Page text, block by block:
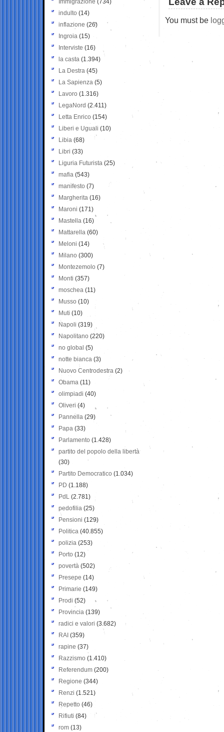
You must be
Immigrazione (734)
indulto (14)
inflazione (26)
Ingroia (15)
Interviste (16)
la casta (1.394)
La Destra (45)
La Sapienza (5)
Lavoro (1.316)
LegaNord (2.411)
Letta Enrico (154)
Liberi e Uguali (10)
Libia (68)
Libri (33)
Liguria Futurista (25)
mafia (543)
manifesto (7)
Margherita (16)
Maroni (171)
Mastella (16)
Mattarella (60)
Meloni (14)
Milano (300)
Montezemolo (7)
Monti (357)
moschea (11)
Musso (10)
Muti (10)
Napoli (319)
Napolitano (220)
no global (5)
notte bianca (3)
Nuovo Centrodestra (2)
Obama (11)
olimpiadi (40)
Oliveri (4)
Pannella (29)
Papa (33)
Parlamento (1.428)
partito del popolo della libertà
(30)
Partito Democratico (1.034)
PD (1.188)
PdL (2.781)
pedofilia (25)
Pensioni (129)
Politica (40.855)
polizia (253)
Porto (12)
povertà (502)
Presepe (14)
Primarie (149)
Prodi (52)
Provincia (139)
radici e valori (3.682)
RAI (359)
rapine (37)
Razzismo (1.410)
Referendum (200)
Regione (344)
Renzi (1.521)
Repetto (46)
Rifiuti (84)
rom (13)